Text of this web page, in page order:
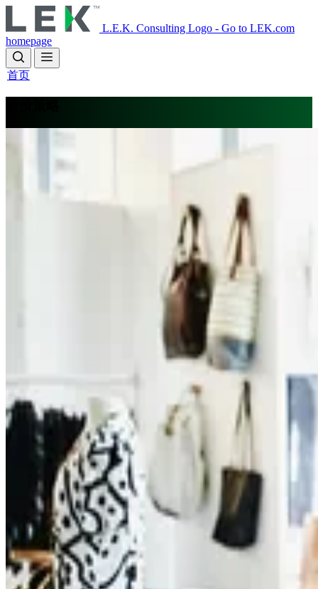
to
main
content
L.E.K. Consulting Logo - Go to LEK.com
homepage
首页